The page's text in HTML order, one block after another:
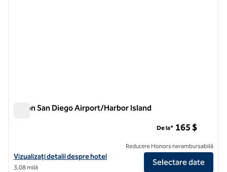
Hilton San Diego Airport/Harbor Island
Vizualizați detaliile hotelului pentru Aeroportul Hilton San Diego/
Vizualizați detalii despre hotel
3,08 milă
De la* 165 $
Reducere Honors nerambursabilă
Selectare date